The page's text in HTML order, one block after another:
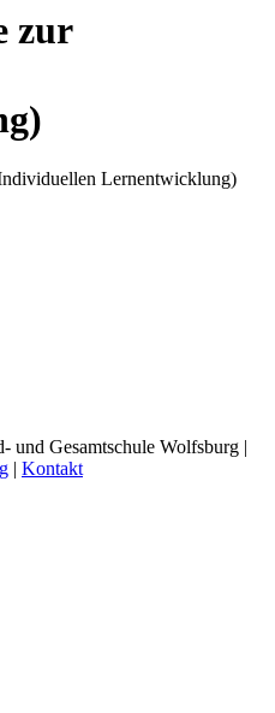
zur
Lernentwicklung)
Gesamtschule Wolfsburg |
| Kontakt